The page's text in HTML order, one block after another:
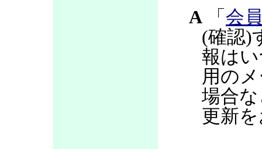
A 「 会
(確認)
報は
用の
場合
更新